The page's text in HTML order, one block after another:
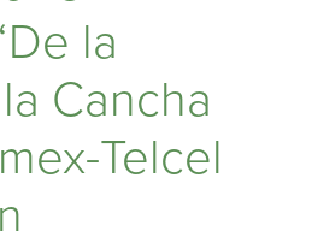
la
Cancha
Telcel